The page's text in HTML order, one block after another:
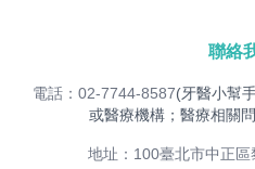
聯絡
電話：02-7744-8587(牙醫小幫
或醫療機構；醫療相關
地址：100臺北市中正